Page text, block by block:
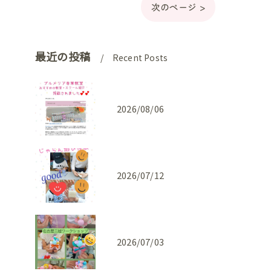
次のページ >
最近の投稿 Recent Posts
2026/08/06
2026/07/12
2026/07/03